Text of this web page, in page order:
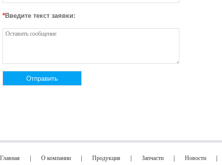
*Введите текст заявки:
Главная О компании Продукция Запчасти Новости